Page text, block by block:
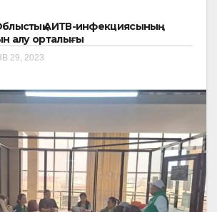
АИТВ-инфекциясының
алу орталығы
29, 2023